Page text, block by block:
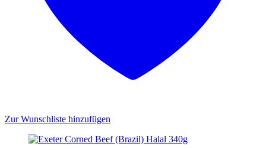
Zur Wunschliste hinzufügen